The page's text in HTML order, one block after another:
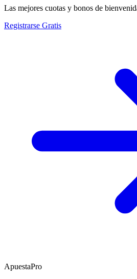
Las mejores cuotas y bonos de
Registrarse Gratis
ApuestaPro